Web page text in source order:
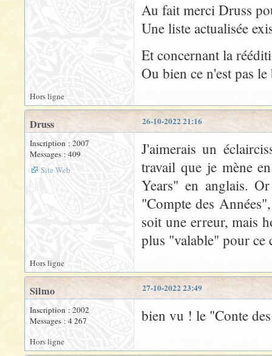
Au fait merci Druss
Une liste actualisée
Et concernant la
Ou bien ce n'est pas
Hors ligne
26-10-2022 21:16
Druss
Inscription : 2007
Messages : 409
Site Web
J'aimerais un
travail que je mène
Years" en anglais.
"Compte des
soit une erreur, mais
plus "valable" pour ce
Hors ligne
27-10-2022 23:49
Silmo
Inscription : 2002
Messages : 4 267
bien vu ! le "Conte
Hors ligne